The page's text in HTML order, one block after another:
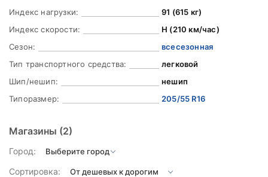
Индекс нагрузки:
91 (615 кг)
Индекс скорости:
H (210 км/час)
Сезон:
всесезонная
Тип транспортного средства:
легковой
Шип/нешип:
нешип
Типоразмер:
205/55 R16
Магазины (2)
Город:
Сортировка: